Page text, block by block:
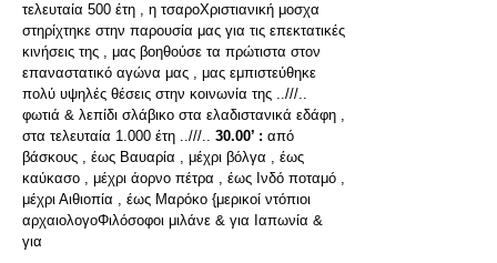
τελευταία 500 έτη , η τσαροΧριστιανική μοσχα
στηρίχτηκε στην παρουσία μας για τις επεκτατικές
κινήσεις της , μας βοηθούσε τα πρώτιστα στον
επαναστατικό αγώνα μας , μας εμπιστεύθηκε
πολύ υψηλές θέσεις στην κοινωνία της ..///..
φωτιά & λεπίδι σλάβικο στα ελαδιστανικά εδάφη ,
στα τελευταία 1.000 έτη ..///.. 30.00’ : από
βάσκους , έως Βαυαρία , μέχρι βόλγα , έως
καύκασο , μέχρι άορνο πέτρα , έως Ινδό ποταμό ,
μέχρι Αιθιοπία , έως Μαρόκο {μερικοί ντόπιοι
αρχαιολογοΦιλόσοφοι μιλάνε & για Ιαπωνία &
για